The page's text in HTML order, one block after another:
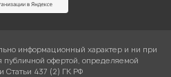
информационный характер и ни при
публичной офертой, определяемой
Статьи 437 (2) ГК РФ